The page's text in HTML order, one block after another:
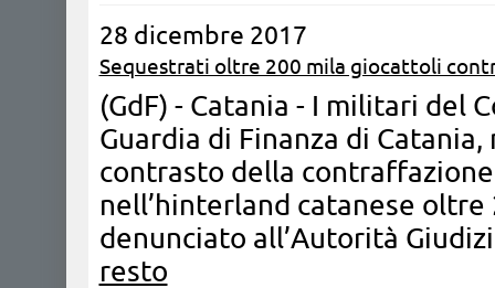
28 dicembre 2017
Sequestrati oltre 200 mila giocattoli
(GdF) - Catania - I militari del
Guardia di Finanza di
contrasto della
nell’hinterland catanese
denunciato all’Autorità
resto